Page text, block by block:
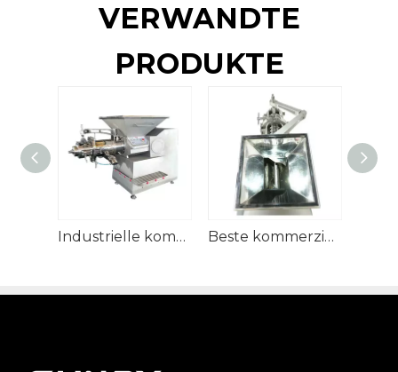
VERWANDTE
PRODUKTE
Industrielle kommerzielle Fleisch-MDM-Maschine aus Edelstahl Beste kommerzielle professionelle automatische Fleischzerlegungsausrüstung